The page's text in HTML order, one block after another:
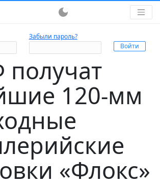
dark_mode
Забыли пароль?
120-мм
«Флокс»